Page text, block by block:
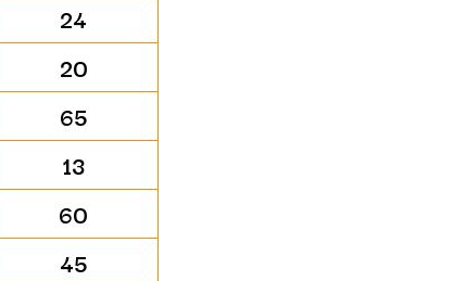
24
20
65
13
60
45